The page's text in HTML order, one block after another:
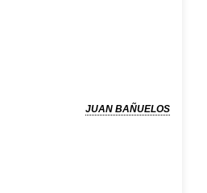
JUAN BAÑUELOS